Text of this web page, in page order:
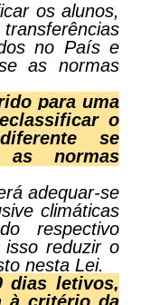
os alunos,
no País e
as normas
para uma
o
se
as normas
adequar-se
climáticas
respectivo
reduzir o
nesta Lei.
dias letivos,